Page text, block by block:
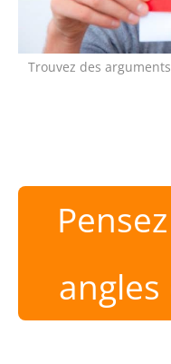
Trouvez des